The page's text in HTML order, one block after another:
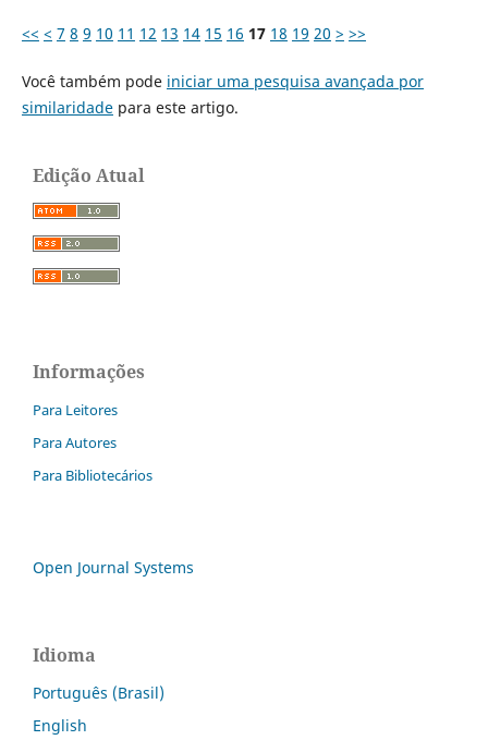
<< < 7 8 9 10 11 12 13 14 15 16 17 18 19 20 > >>
Você também pode iniciar uma pesquisa avançada por
similaridadepara este artigo.
Edição Atual
Informações
Para Leitores
Para Autores
Para Bibliotecários
Open Journal Systems
Idioma
Português (Brasil)
English